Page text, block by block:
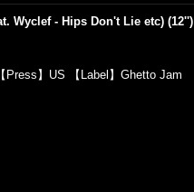
Wyclef - Hips Don't Lie etc) (12'')
Press】US 【Label】Ghetto Jam